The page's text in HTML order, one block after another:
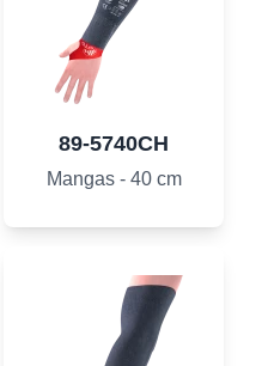
89-5740CH
Mangas - 40 cm